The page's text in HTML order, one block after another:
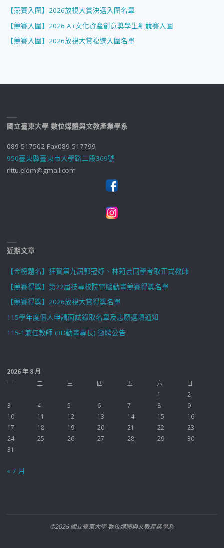
【競賽入圍】2026放視大賞決選入圍名單
【競賽入圍】2026 A+文化資產創意獎學生組競賽入圍
【競賽入圍】2026放視大賞複選入圍名單
國立臺東大學 數位媒體與文教產業學系
089-517502 Fax089-517799
950臺東縣臺東市大學路二段369號
nttu.eidm@gmail.com
近期文章
【金榜題名】狂賀第九屆郭冠妤、林莉芸同學考取正式教師
【競賽得獎】第22屆技專校院電腦動畫競賽得獎名單
【競賽得獎】2026放視大賞得獎名單
115學年度個人申請面試錄取名單及志願選填通知
115-1兼任教師 (3D動畫專長) 徵聘公告
2026 年 8 月
一
二 三 四 五 六
日
1
2
3
4 5 6 7 8
9
10
11 12 13 14 15
16
17
18 19 20 21 22
23
24
25 26 27 28 29
30
31
« 7 月
©2026 國立臺東大學 數位媒體與文教產業學系